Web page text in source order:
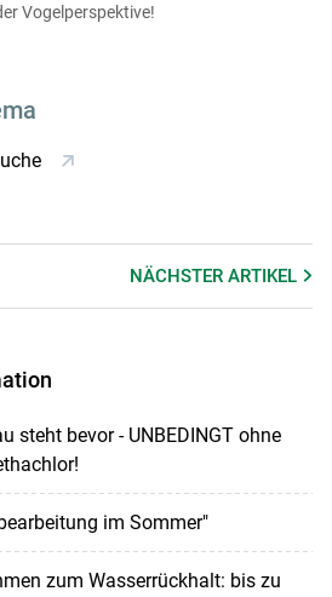
Vogelperspektive!
NÄCHSTERARTIKEL
steht bevor - UNBEDINGT ohne
im Sommer"
zum Wasserrückhalt: bis zu